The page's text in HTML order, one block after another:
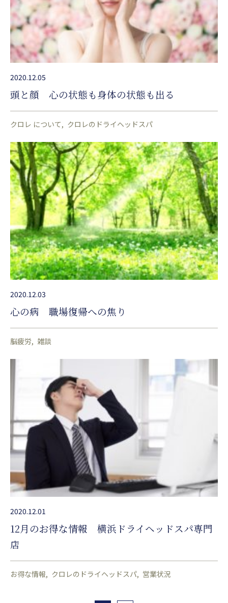
2020.12.05
頭と顔 心の状態も身体の状態も出る
クロレ について クロレのドライヘッドスパ
2020.12.03
心の病 職場復帰への焦り
脳疲労 雑談
2020.12.01
12月のお得な情報 横浜ドライヘッドスパ専門
店
お得な情報 クロレのドライヘッドスパ 営業状況